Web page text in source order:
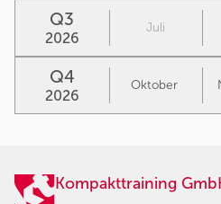
Q3
2026
Juli
Q4
2026
Oktober
Kompakttraining